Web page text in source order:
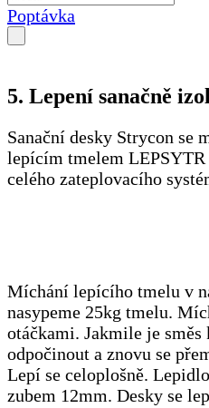
Poptávka
5. Lepení sanačně
Sanační desky Strycon se
lepícím tmelem LEPSYTR
celého zateplovacího
Míchání lepícího tmelu v
nasypeme 25kg tmelu.
otáčkami. Jakmile je
odpočinout a znovu se
Lepí se celoplošně.
zubem 12mm. Desky se